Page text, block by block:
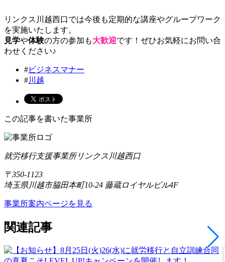
リンクス川越西口では今後も定期的な講座やグループワーク
を実施いたします。
見学や体験の方の参加も大歓迎です！ぜひお気軽にお問い合
わせください♪
#ビジネスマナー
#川越
この記事を書いた事業所
就労移行支援事業所リンクス川越西口
〒350-1123
埼玉県川越市脇田本町10-24 藤蔵ロイヤルビル4F
事業所案内ページを見る
関連記事